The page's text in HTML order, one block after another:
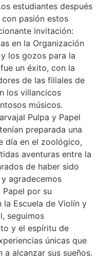
estudiantes después
pasión estos
invitación:
en la Organización
los gozos para la
un éxito, con la
de las filiales de
los villancicos
músicos.
Pulpa y Papel
preparada una
día en el zoológico,
aventuras entre la
de haber sido
agradecemos
por su
Escuela de Violín y
seguimos
y el espíritu de
únicas que
a alcanzar sus sueños.